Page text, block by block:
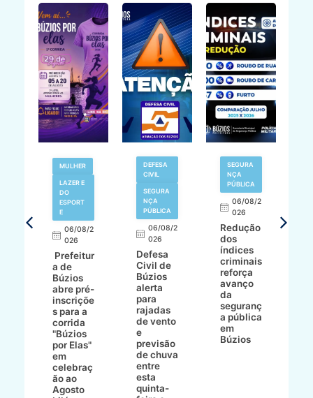
MULHER
LAZER E
DO
ESPORT
E
06/08/2
026
Prefeitur
a de
Búzios
abre pré-
inscriçõe
s para a
corrida
"Búzios
por Elas"
em
celebraç
ão ao
Agosto
DEFESA
CIVIL
SEGURA
NÇA
PÚBLICA
06/08/2
026
Defesa
Civil de
Búzios
alerta
para
rajadas
de vento
e
previsão
de chuva
entre
esta
quinta-
SEGURA
NÇA
PÚBLICA
06/08/2
026
Redução
dos
índices
criminais
reforça
avanço
da
seguranç
a pública
em
Búzios